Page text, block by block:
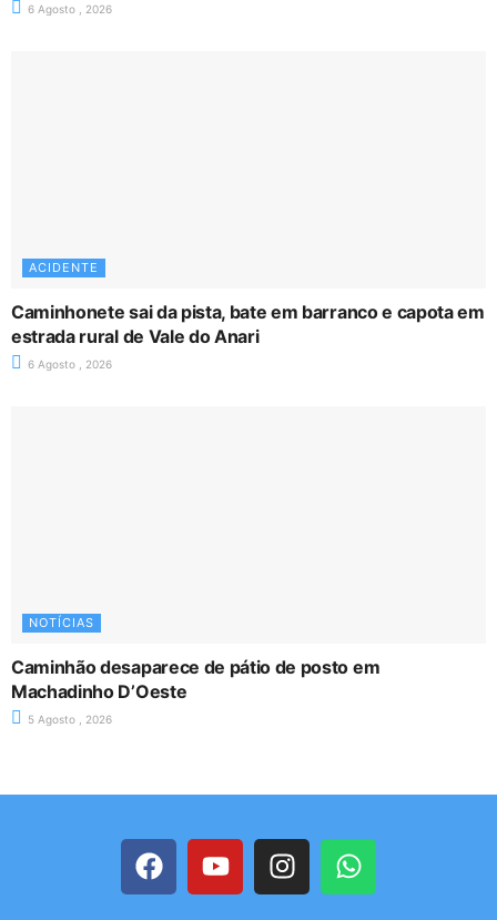
6 Agosto , 2026
ACIDENTE
Caminhonete sai da pista, bate em barranco e capota em
estrada rural de Vale do Anari
6 Agosto , 2026
NOTÍCIAS
Caminhão desaparece de pátio de posto em
Machadinho D’Oeste
5 Agosto , 2026